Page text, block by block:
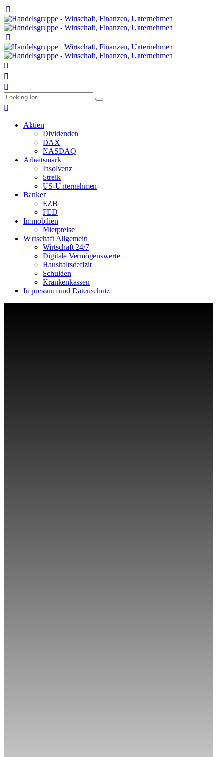
Aktien
Dividenden
DAX
NASDAQ
Arbeitsmarkt
Insolvenz
Streik
US-Unternehmen
Banken
EZB
FED
Immobilien
Mietpreise
Wirtschaft Allgemein
Wirtschaft 24/7
Digitale Vermögenswerte
Haushaltsdefizit
Schulden
Krankenkassen
Impressum und Datenschutz